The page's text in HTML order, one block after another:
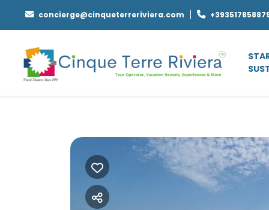
concierge@cinqueterreriviera.com